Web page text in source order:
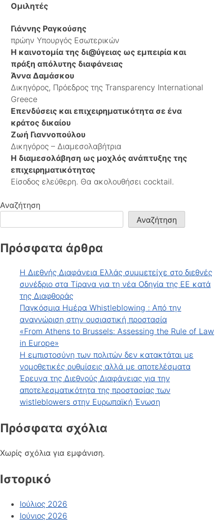
Ομιλητές
Γιάννης Ραγκούσης
πρώην Υπουργός Εσωτερικών
Η καινοτομία της δι@ύγειας ως εμπειρία και
πράξη απόλυτης διαφάνειας
Άννα Δαμάσκου
Δικηγόρος, Πρόεδρος της Transparency International
Greece
Επενδύσεις και επιχειρηματικότητα σε ένα
κράτος δικαίου
Ζωή Γιαννοπούλου
Δικηγόρος – Διαμεσολαβήτρια
Η διαμεσολάβηση ως μοχλός ανάπτυξης της
επιχειρηματικότητας
Είσοδος ελεύθερη. Θα ακολουθήσει cocktail.
Αναζήτηση
Αναζήτηση
Πρόσφατα άρθρα
Η Διεθνής Διαφάνεια Ελλάς συμμετείχε στο διεθνές
συνέδριο στα Τίρανα για τη νέα Οδηγία της ΕΕ κατά
της Διαφθοράς
Παγκόσμια Ημέρα Whistleblowing : Από την
αναγνώριση στην ουσιαστική προστασία
«From Athens to Brussels: Assessing the Rule of Law
in Europe»
Η εμπιστοσύνη των πολιτών δεν κατακτάται με
νομοθετικές ρυθμίσεις αλλά με αποτελέσματα
Έρευνα της Διεθνούς Διαφάνειας για την
αποτελεσματικότητα της προστασίας των
wistleblowers στην Ευρωπαϊκή Ένωση
Πρόσφατα σχόλια
Χωρίς σχόλια για εμφάνιση.
Ιστορικό
Ιούλιος 2026
Ιούνιος 2026